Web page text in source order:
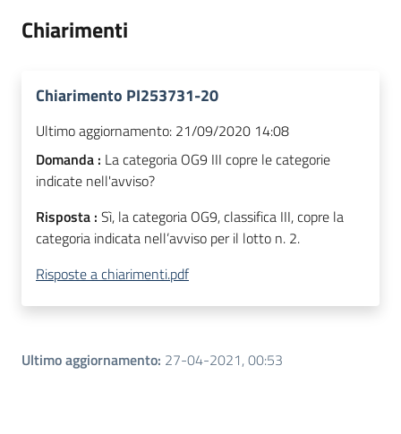
Chiarimenti
Chiarimento PI253731-20
Ultimo aggiornamento: 21/09/2020 14:08
Domanda : La categoria OG9 III copre le categorie
indicate nell'avviso?
Risposta : Sì, la categoria OG9, classifica III, copre la
categoria indicata nell’avviso per il lotto n. 2.
Risposte a chiarimenti.pdf
Ultimo aggiornamento: 27-04-2021, 00:53